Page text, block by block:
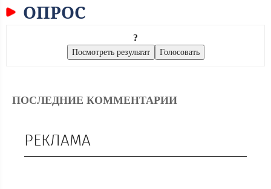
ОПРОС
?
ПОСЛЕДНИЕ КОММЕНТАРИИ
РЕКЛАМА